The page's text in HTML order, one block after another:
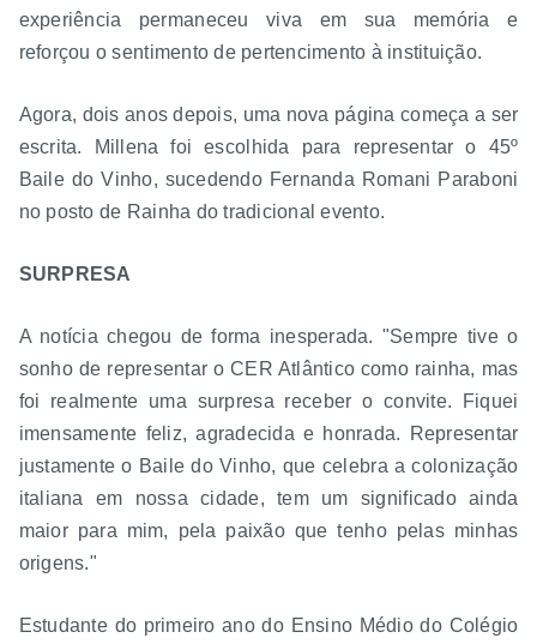
experiência permaneceu viva em sua memória e
reforçou o sentimento de pertencimento à instituição.
Agora, dois anos depois, uma nova página começa a ser
escrita. Millena foi escolhida para representar o 45º
Baile do Vinho, sucedendo Fernanda Romani Paraboni
no posto de Rainha do tradicional evento.
SURPRESA
A notícia chegou de forma inesperada. "Sempre tive o
sonho de representar o CER Atlântico como rainha, mas
foi realmente uma surpresa receber o convite. Fiquei
imensamente feliz, agradecida e honrada. Representar
justamente o Baile do Vinho, que celebra a colonização
italiana em nossa cidade, tem um significado ainda
maior para mim, pela paixão que tenho pelas minhas
origens."
Estudante do primeiro ano do Ensino Médio do Colégio